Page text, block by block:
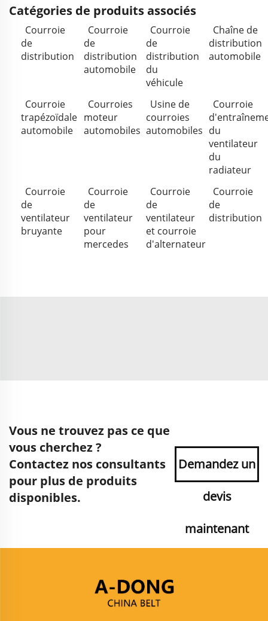
Catégories de produits associés
Courroie
de
distribution
Courroie
de
distribution
automobile
Courroie
de
distribution
du
véhicule
Chaîne de
distribution
automobile
Courroie
trapézoïdale
automobile
Courroies
moteur
automobiles
Usine de
courroies
automobiles
Courroie
du
ventilateur
du
radiateur
Courroie
de
ventilateur
bruyante
Courroie
de
ventilateur
pour
mercedes
Courroie
de
ventilateur
et courroie
d'alternateur
Courroie
de
distribution
Vous ne trouvez pas ce que
vous cherchez ?
Contactez nos consultants
pour plus de produits
disponibles.
Demandez un
devis
maintenant